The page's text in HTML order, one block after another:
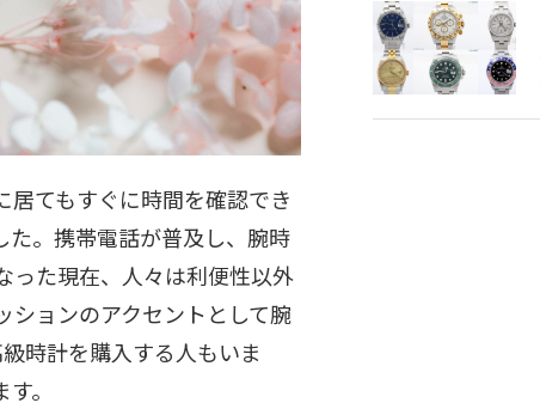
居てもすぐに時間を確認でき
た。携帯電話が普及し、腕時
った現在、人々は利便性以外
ションのアクセントとして腕
時計を購入する人もいま
。